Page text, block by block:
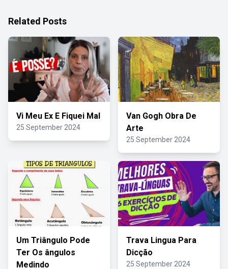
Related Posts
Vi Meu Ex E Fiquei Mal
25 September 2024
Van Gogh Obra De
Arte
25 September 2024
Um Triângulo Pode
Ter Os ângulos
Medindo
Trava Lingua Para
Dicção
25 September 2024